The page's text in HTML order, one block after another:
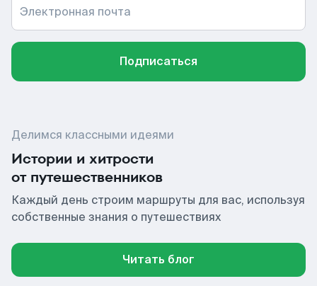
Электронная почта
Подписаться
Делимся классными идеями
Истории и хитрости
от путешественников
Каждый день строим маршруты для вас, используя
собственные знания о путешествиях
Читать блог